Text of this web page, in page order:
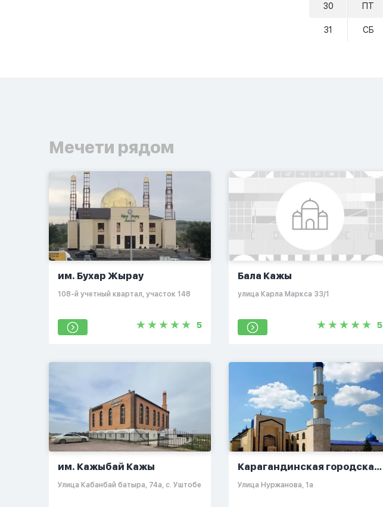
30 ПТ
31 СБ
Мечети рядом
им. Бухар Жырау
​108-й учетный квартал, участок 148
5
Бала Кажы
улица Карла Маркса 33/1
5
им. Кажыбай Кажы
​Улица Кабанбай батыра, 74а, с. Уштобе
Карагандинская городская
мечеть №1
​Улица Нуржанова, 1а​